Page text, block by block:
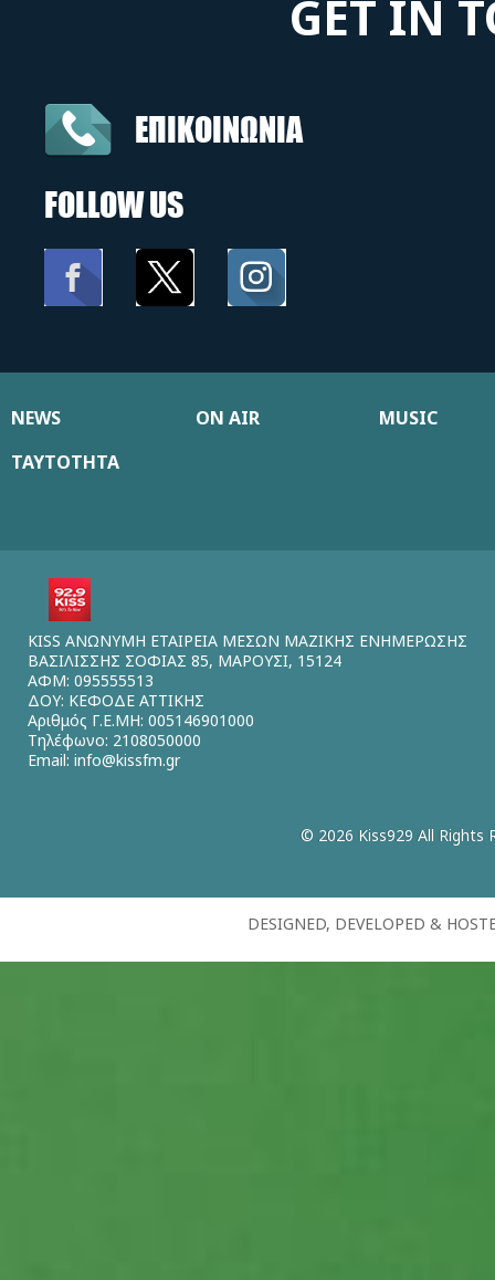
GET IN
ΕΠΙΚΟΙΝΩΝΙΑ
FOLLOW US
NEWS ON AIR
MUSIC
ΤΑΥΤΟΤΗΤΑ
KISS ΑΝΩΝΥΜΗ ΕΤΑΙΡΕΙΑ ΜΕΣΩΝ ΜΑΖΙΚΗΣ ΕΝΗΜΕΡΩΣΗΣ
ΒΑΣΙΛΙΣΣΗΣ ΣΟΦΙΑΣ 85, ΜΑΡΟΥΣΙ, 15124
ΑΦΜ: 095555513
ΔΟΥ: ΚΕΦΟΔΕ ΑΤΤΙΚΗΣ
Αριθμός Γ.Ε.ΜΗ: 005146901000
Τηλέφωνο: 2108050000
Email: info@kissfm.gr
© 2026 Kiss929 All Rights
DESIGNED, DEVELOPED &